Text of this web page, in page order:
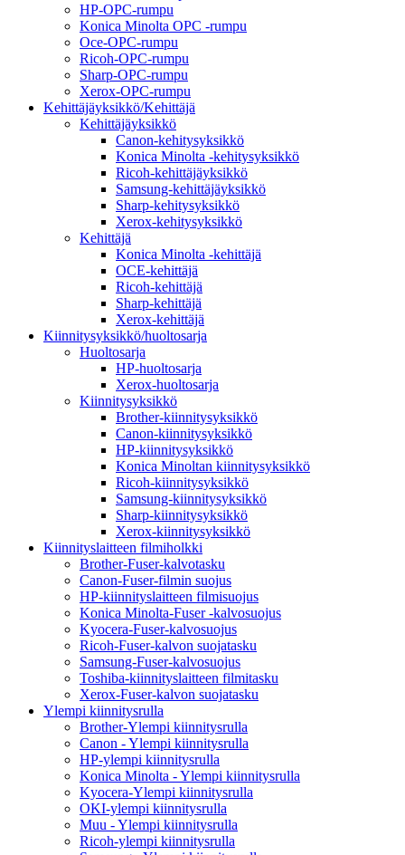
HP-OPC-rumpu
Konica Minolta OPC -rumpu
Oce-OPC-rumpu
Ricoh-OPC-rumpu
Sharp-OPC-rumpu
Xerox-OPC-rumpu
Kehittäjäyksikkö/Kehittäjä
Kehittäjäyksikkö
Canon-kehitysyksikkö
Konica Minolta -kehitysyksikkö
Ricoh-kehittäjäyksikkö
Samsung-kehittäjäyksikkö
Sharp-kehitysyksikkö
Xerox-kehitysyksikkö
Kehittäjä
Konica Minolta -kehittäjä
OCE-kehittäjä
Ricoh-kehittäjä
Sharp-kehittäjä
Xerox-kehittäjä
Kiinnitysyksikkö/huoltosarja
Huoltosarja
HP-huoltosarja
Xerox-huoltosarja
Kiinnitysyksikkö
Brother-kiinnitysyksikkö
Canon-kiinnitysyksikkö
HP-kiinnitysyksikkö
Konica Minoltan kiinnitysyksikkö
Ricoh-kiinnitysyksikkö
Samsung-kiinnitysyksikkö
Sharp-kiinnitysyksikkö
Xerox-kiinnitysyksikkö
Kiinnityslaitteen filmiholkki
Brother-Fuser-kalvotasku
Canon-Fuser-filmin suojus
HP-kiinnityslaitteen filmisuojus
Konica Minolta-Fuser -kalvosuojus
Kyocera-Fuser-kalvosuojus
Ricoh-Fuser-kalvon suojatasku
Samsung-Fuser-kalvosuojus
Toshiba-kiinnityslaitteen filmitasku
Xerox-Fuser-kalvon suojatasku
Ylempi kiinnitysrulla
Brother-Ylempi kiinnitysrulla
Canon - Ylempi kiinnitysrulla
HP-ylempi kiinnitysrulla
Konica Minolta - Ylempi kiinnitysrulla
Kyocera-Ylempi kiinnitysrulla
OKI-ylempi kiinnitysrulla
Muu - Ylempi kiinnitysrulla
Ricoh-ylempi kiinnitysrulla